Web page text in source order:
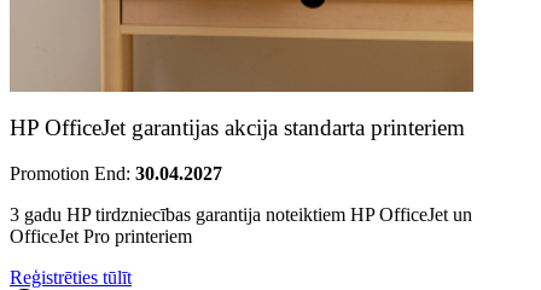
HP OfficeJet garantijas akcija standarta printeriem
Promotion End: 30.04.2027
3 gadu HP tirdzniecības garantija noteiktiem HP OfficeJet un
OfficeJet Pro printeriem
Reģistrēties tūlīt